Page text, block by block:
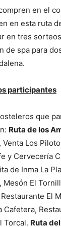
en el
en esta ruta
en tres
de spa para
participantes
que
Ruta de los
Los
y Cervecería
de Inma La
Mesón El
El
Cafetera,
Torcal. Ruta